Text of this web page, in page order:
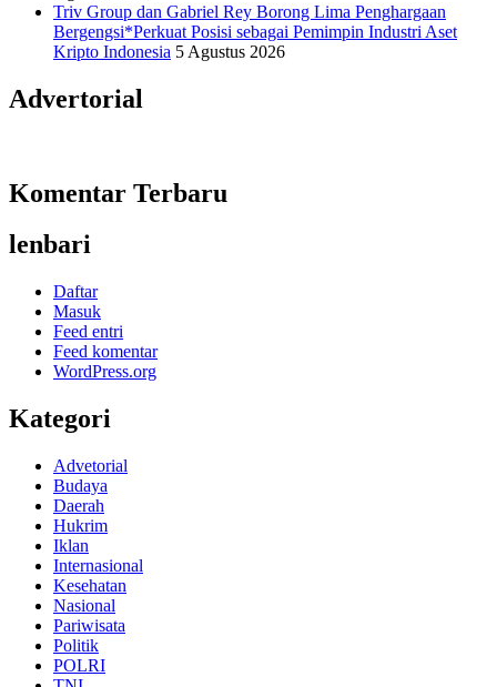
Triv Group dan Gabriel Rey Borong Lima Penghargaan
Bergengsi*Perkuat Posisi sebagai Pemimpin Industri Aset
Kripto Indonesia 5 Agustus 2026
Advertorial
Komentar Terbaru
lenbari
Daftar
Masuk
Feed entri
Feed komentar
WordPress.org
Kategori
Advetorial
Budaya
Daerah
Hukrim
Iklan
Internasional
Kesehatan
Nasional
Pariwisata
Politik
POLRI